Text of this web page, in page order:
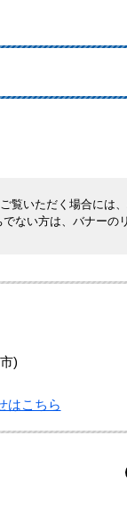
覧いただく場合には
ない方は、バナーの
)
はこちら